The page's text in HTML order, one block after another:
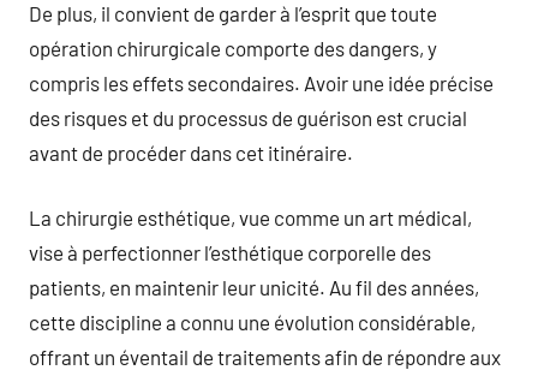
De plus, il convient de garder à l’esprit que toute
opération chirurgicale comporte des dangers, y
compris les effets secondaires. Avoir une idée précise
des risques et du processus de guérison est crucial
avant de procéder dans cet itinéraire.
La chirurgie esthétique, vue comme un art médical,
vise à perfectionner l’esthétique corporelle des
patients, en maintenir leur unicité. Au fil des années,
cette discipline a connu une évolution considérable,
offrant un éventail de traitements afin de répondre aux